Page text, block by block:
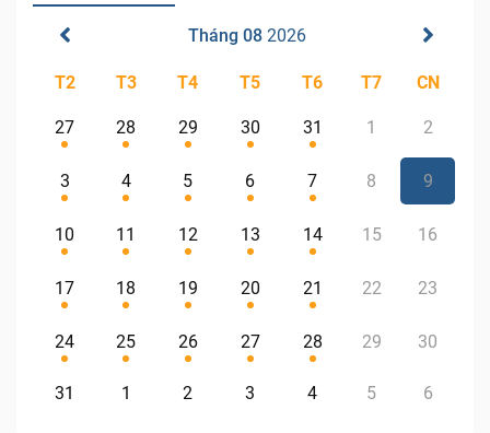
Tháng 08 2026
T2 T3 T4 T5 T6 T7 CN
27 28 29 30 31 1 2
3 4 5 6 7 8 9
10 11 12 13 14 15 16
17 18 19 20 21 22 23
24 25 26 27 28 29 30
31 1 2 3 4 5 6